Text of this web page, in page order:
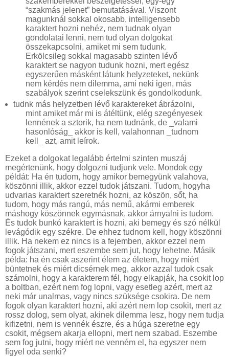
“szakmás jelenet” bemutatásával. Viszont
magunknál sokkal okosabb, intelligensebb
karaktert hozni nehéz, nem tudnak olyan
gondolatai lenni, nem tud olyan dolgokat
összekapcsolni, amiket mi sem tudunk.
Erkölcsileg sokkal magasabb szinten lévő
karaktert se nagyon tudunk hozni, mert egész
egyszerűen másként látunk helyzeteket, nekünk
nem kérdés nem dilemma, ami neki igen, más
szabályok szerint cselekszünk és gondolkodunk.
tudnk más helyzetben lévő karaktereket ábrázolni,
mint amiket már mi is átéltünk, elég szegényesek
lennének a sztorik, ha nem tudnánk, de _valami
hasonlóság_ akkor is kell, valahonnan _tudnom
kell_ azt, amit leírok.
Ezeket a dolgokat legalább értelmi szinten muszáj
megértenünk, hogy dolgozni tudjunk vele. Mondok egy
példát: Ha én tudom, hogy amikor bemegyünk valahova,
köszönni illik, akkor ezzel tudok játszani. Tudom, hogyha
udvarias karaktert szeretnék hozni, az köszön, sőt, ha
tudom, hogy más rangú, más nemű, akármi emberek
máshogy köszönnek egymásnak, akkor árnyalni is tudom.
És tudok bunkó karaktert is hozni, aki bemegy és szó nélkül
levágódik egy székre. De ehhez tudnom kell, hogy köszönni
illik. Ha nekem ez nincs is a fejemben, akkor ezzel nem
fogok játszani, mert eszembe sem jut, hogy lehetne. Másik
példa: ha én csak aszerint élem az életem, hogy miért
büntetnek és miért dicsérnek meg, akkor azzal tudok csak
számolni, hogy a karakterem fél, hogy elkapják, ha csokit lop
a boltban, ezért nem fog lopni, vagy esetleg azért, mert az
neki már unalmas, vagy nincs szüksége csokira. De nem
fogok olyan karaktert hozni, aki azért nem lop csokit, mert az
rossz dolog, sem olyat, akinek dilemma lesz, hogy nem tudja
kifizetni, nem is vennék észre, és a húga szeretne egy
csokit, mégsem akarja ellopni, mert nem szabad. Eszembe
sem fog jutni, hogy miért ne venném el, ha egyszer nem
figyel oda senki?